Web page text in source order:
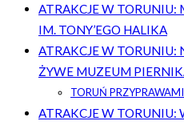
ATRAKCJE W
IM. TONY’EGO HALIKA
ATRAKCJE W TORUNIU:
ŻYWE MUZEUM
TORUŃ
ATRAKCJE W TORUNIU: